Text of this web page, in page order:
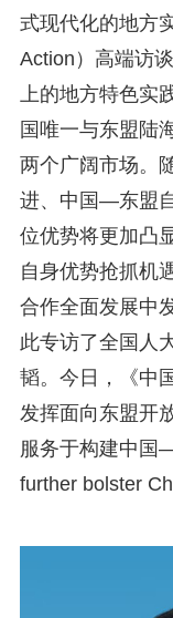
式现代化的地方
Action）高端访
上的地方特色实
国唯一与东盟陆
两个广阔市场。
进、中国—东盟
位优势将更加凸
自身优势抢抓机
合作全面发展中
此专访了全国人
韬。今日，《中
发挥面向东盟开
服务于构建中国
further bolster